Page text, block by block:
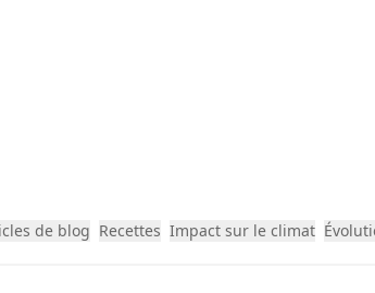
de blog Recettes Impact sur le climat